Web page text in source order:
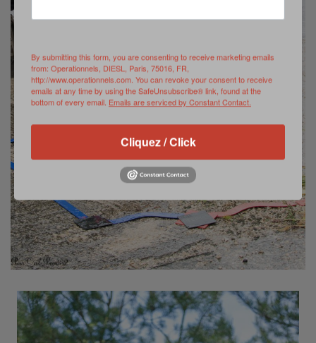
By submitting this form, you are consenting to receive marketing emails
from: Operationnels, DIESL, Paris, 75016, FR,
http://www.operationnels.com. You can revoke your consent to receive
emails at any time by using the SafeUnsubscribe® link, found at the
bottom of every email. Emails are serviced by Constant Contact.
Cliquez / Click